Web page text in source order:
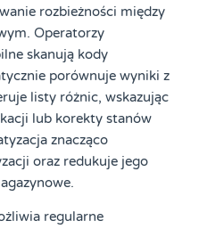
rozbieżności między
Operatorzy
skanują kody
porównuje wyniki z
listy różnic, wskazując
lub korekty stanów
znacząco
oraz redukuje jego
regularne